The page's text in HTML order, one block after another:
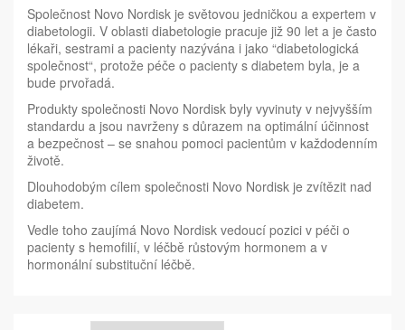
Společnost Novo Nordisk je světovou jedničkou a expertem v
diabetologii. V oblasti diabetologie pracuje již 90 let a je často
lékaři, sestrami a pacienty nazývána i jako “diabetologická
společnost“, protože péče o pacienty s diabetem byla, je a
bude prvořadá.
Produkty společnosti Novo Nordisk byly vyvinuty v nejvyšším
standardu a jsou navrženy s důrazem na optimální účinnost
a bezpečnost – se snahou pomoci pacientům v každodenním
životě.
Dlouhodobým cílem společnosti Novo Nordisk je zvítězit nad
diabetem.
Vedle toho zaujímá Novo Nordisk vedoucí pozici v péči o
pacienty s hemofilií, v léčbě růstovým hormonem a v
hormonální substituční léčbě.